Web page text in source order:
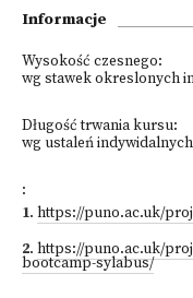
Informacje
Wysokość czesnego:
wg stawek okreslonych
Długość trwania kursu:
wg ustaleń
:
1. https://puno.ac.uk/
2. https://puno.ac.uk/
bootcamp-sylabus/